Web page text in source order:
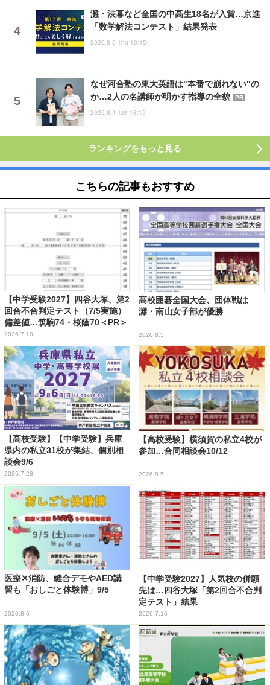
灘・渋幕など全国の中高生18名が入賞…京進
「数学解法コンテスト」結果発表
2026.8.6 Thu 16:15
なぜ河合塾の東大英語は"本番で崩れない"の
か…2人の名講師が明かす指導の全貌
PR
2026.8.4 Tue 18:15
ランキングをもっと見る
こちらの記事もおすすめ
【中学受験2027】四谷大塚、第2
回合不合判定テスト（7/5実施）
偏差値…筑駒74・桜蔭70＜PR＞
2026.7.10
高校囲碁全国大会、団体戦は
灘・南山女子部が優勝
2026.8.5
【高校受験】【中学受験】兵庫
県内の私立31校が集結、個別相
談会9/6
2026.7.28
【高校受験】横須賀の私立4校が
参加…合同相談会10/12
2026.8.5
医療✕消防、縫合デモやAED講
習も「おしごと体験博」9/5
2026.8.6
【中学受験2027】人気校の併願
先は…四谷大塚「第2回合不合判
定テスト」結果
2026.7.16